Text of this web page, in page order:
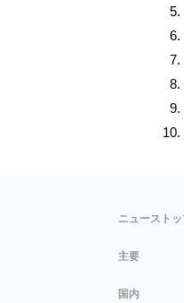
5.
6.
7.
8.
9.
10.
ニュースト
主要
国内